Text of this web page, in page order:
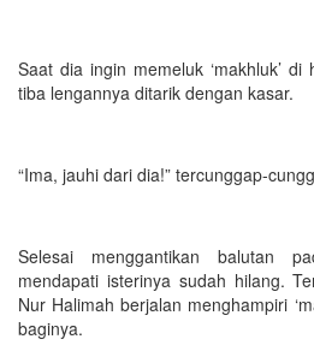
Saat dia ingin memeluk ‘makhluk’
tiba lengannya ditarik dengan kasar.
“Ima, jauhi dari dia!” tercunggap-
Selesai menggantikan balutan
mendapati isterinya sudah hilang.
Nur Halimah berjalan menghampiri
baginya.